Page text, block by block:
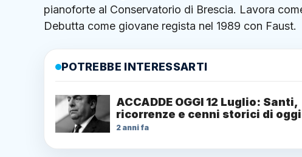
pianoforte al Conservatorio di Brescia. Lavora
Debutta come giovane regista nel 1989 con Faust.
POTREBBE INTERESSARTI
ACCADDE OGGI 12 Luglio: Santi,
ricorrenze e cenni storici di oggi
2 anni fa